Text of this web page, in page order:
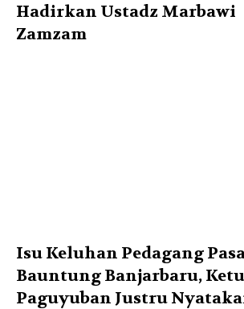
Hadirkan Ustadz Marbawi
Zamzam
Isu Keluhan Pedagang
Bauntung Banjarbaru,
Paguyuban Justru